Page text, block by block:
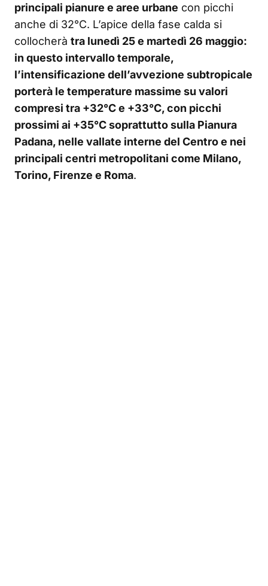
principali pianure e aree urbane con picchi
anche di 32°C. L’apice della fase calda si
collocherà tra lunedì 25 e martedì 26 maggio:
in questo intervallo temporale,
l’intensificazione dell’avvezione subtropicale
porterà le temperature massime su valori
compresi tra +32°C e +33°C, con picchi
prossimi ai +35°C soprattutto sulla Pianura
Padana, nelle vallate interne del Centro e nei
principali centri metropolitani come Milano,
Torino, Firenze e Roma.